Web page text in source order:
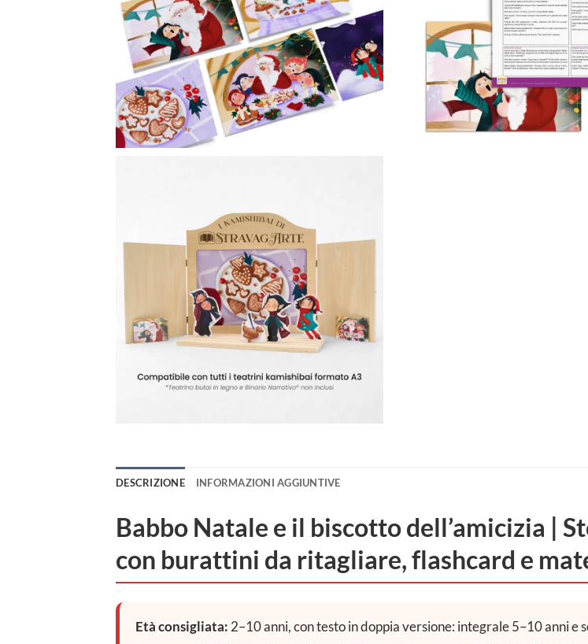
DESCRIZIONE INFORMAZIONI AGGIUNTIVE
Babbo Natale e il biscotto dell’amicizia |
con burattini da ritagliare, flashcard e
Età consigliata: 2–10 anni, con testo in doppia versione: integrale 5–10 anni e